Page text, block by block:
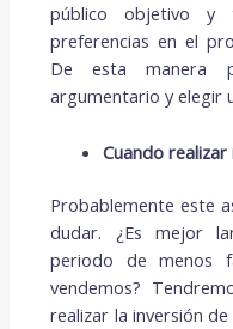
público objetivo y
preferencias en el
De esta manera
argumentario y elegir
Cuando
Probablemente este
dudar. ¿Es mejor
periodo de menos
vendemos?
realizar la inversión